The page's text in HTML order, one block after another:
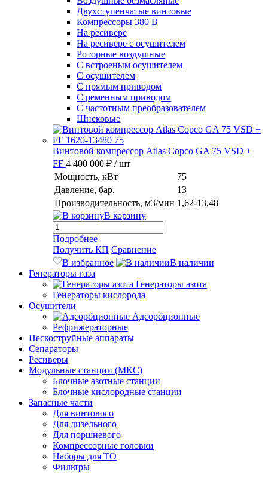
Двухступенчатые винтовые
Компрессоры 380 В
На ресивере
На ресивере с осушителем
Роторные воздушные
С встроеным осушителем
С осушителем
С прямым приводом
С ременным приводом
С частотным преобразователем
Шнековые
Винтовой компрессор Atlas Copco GA 75 VSD +
FF 4 400 000 ₽ / шт
Мощность, кВт
75
Давление, бар.
13
Производительность, м3/мин 1,62-13,48
В корзину
Подробнее
Получить КП Сравнение
В избранное
В наличии
Генераторы газа
Генераторы азота
Генераторы кислорода
Осушители
Адсорбционные
Рефрижераторные
Пескоструйные аппараты
Сепараторы
Ресиверы
Модульные станции (МКС)
Блочные азотные станции
Блочные кислородные станции
Запасные части
Для винтового
Для дизельного
Для поршневого
Компрессорные головки
Наборы для ТО
Фильтры